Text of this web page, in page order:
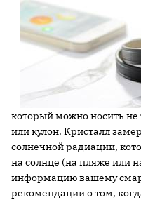
который можно носить не
или кулон. Кристалл
солнечной радиации,
на солнце (на пляже или
информацию вашему
рекомендации о том,